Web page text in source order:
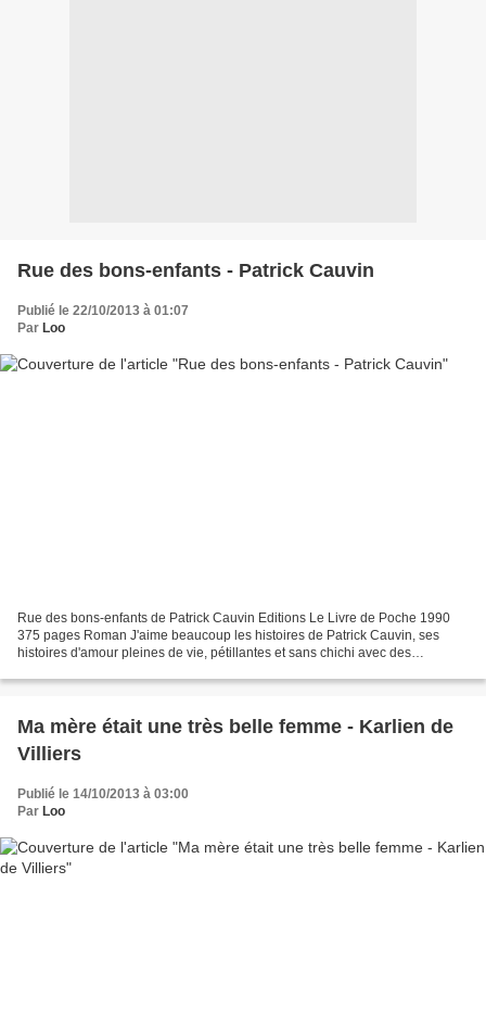
Rue des bons-enfants - Patrick Cauvin
Publié le 22/10/2013 à 01:07
Par Loo
Rue des bons-enfants de Patrick Cauvin Editions Le Livre de Poche 1990
375 pages Roman J'aime beaucoup les histoires de Patrick Cauvin, ses
histoires d'amour pleines de vie, pétillantes et sans chichi avec des
Ma mère était une très belle femme - Karlien de
Villiers
Publié le 14/10/2013 à 03:00
Par Loo